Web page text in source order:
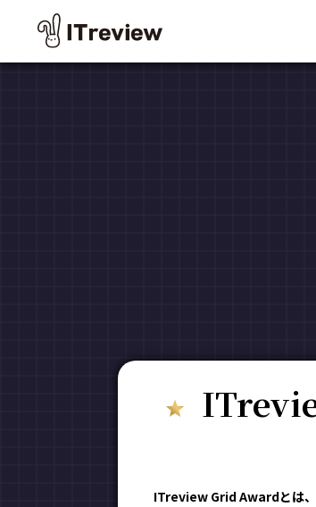
ITreview Grid Awardとは